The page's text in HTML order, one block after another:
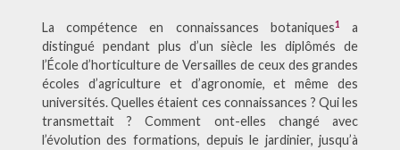
La compétence en connaissances botaniques1
a
distingué pendant plus d’un siècle les diplômés de
l’École d’horticulture de Versailles de ceux des grandes
écoles d’agriculture et d’agronomie, et même des
universités. Quelles étaient ces connaissances ? Qui les
transmettait ? Comment ont-elles changé avec
l’évolution des formations, depuis le jardinier, jusqu’à